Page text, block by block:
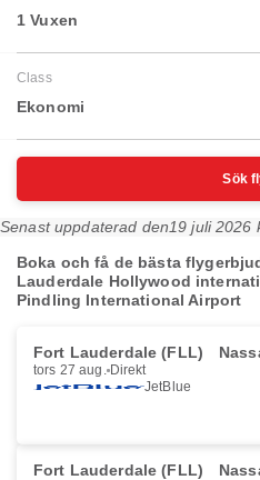
1 Vuxen
Class
Ekonomi
Sök
Senast uppdaterad den19 juli 2026
Boka och få de bästa
Lauderdale Hollywood
Pindling International Airport
Fort Lauderdale (FLL)
tors 27 aug. Direkt
JetBlue
Fort Lauderdale (FLL)